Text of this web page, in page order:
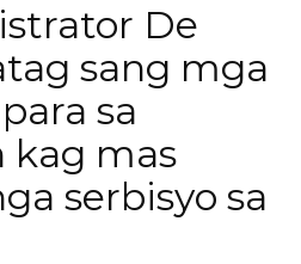
De
sang mga
sa
kag mas
serbisyo sa